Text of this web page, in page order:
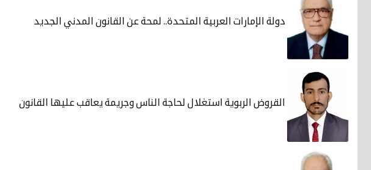
دولة الإمارات العربية المتحدة.. لمحة عن القانون المدني الجديد
القروض الربوية استغلال لحاجة الناس وجريمة يعاقب عليها القانون